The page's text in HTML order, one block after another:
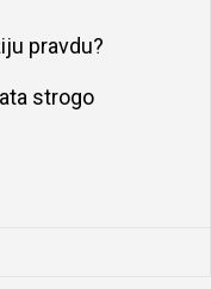
pravdu?
strogo